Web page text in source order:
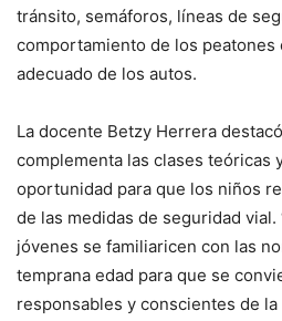
tránsito, semáforos, líneas de
comportamiento de los peatones
adecuado de los autos.
La docente Betzy Herrera
complementa las clases teóricas
oportunidad para que los niños
de las medidas de seguridad vial.
jóvenes se familiaricen con las
temprana edad para que se
responsables y conscientes de la